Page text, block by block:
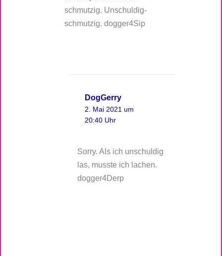
schmutzig. Unschuldig-
schmutzig. dogger4Sip
DogGerry
2. Mai 2021 um
20:40 Uhr
Sorry. Als ich unschuldig
las, musste ich lachen.
dogger4Derp